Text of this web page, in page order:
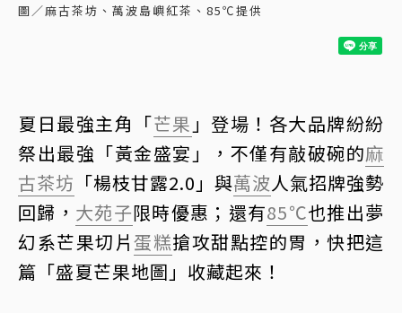
圖／麻古茶坊、萬波島嶼紅茶、85℃提供
夏日最強主角「芒果 」登場！各大品牌紛紛
祭出最強「黃金盛宴」，不僅有敲破碗的麻
古茶坊 「楊枝甘露2.0」與萬波人氣招牌強勢
回歸， 大苑子限時優惠；還有85℃也推出夢
幻系芒果切片蛋糕搶攻甜點控的胃，快把這
篇「盛夏芒果地圖」收藏起來！